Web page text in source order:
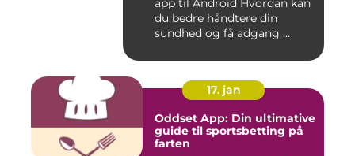
app til Android Hvordan kan
du bedre håndtere din
sundhed og få adgang ...
17. jan
Oddset App: Din ultimative
guide til sportsbetting på
farten